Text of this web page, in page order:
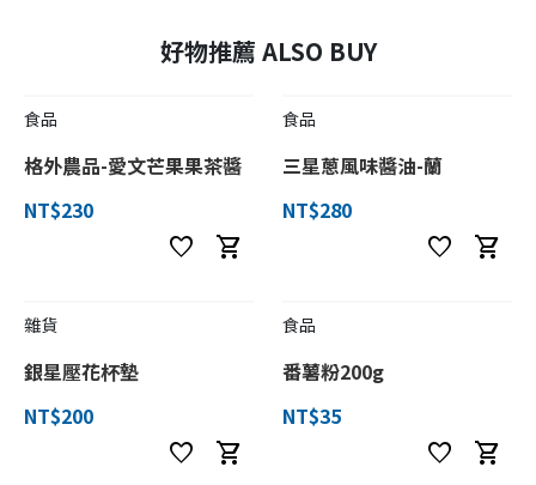
好物推薦 ALSO BUY
食品
格外農品-愛文芒果果茶醬
NT$230
favorite shopping_cart
食品
三星蔥風味醬油-蘭
NT$280
favorite shopping_cart
雜貨
銀星壓花杯墊
NT$200
favorite shopping_cart
食品
番薯粉200g
NT$35
favorite shopping_cart